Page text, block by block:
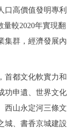
口高價值發明專利
量較2020年實現翻
集群，經濟發展內
都文化軟實力和
功申遺、世界文化
西山永定河三條文
城、書香京城建設